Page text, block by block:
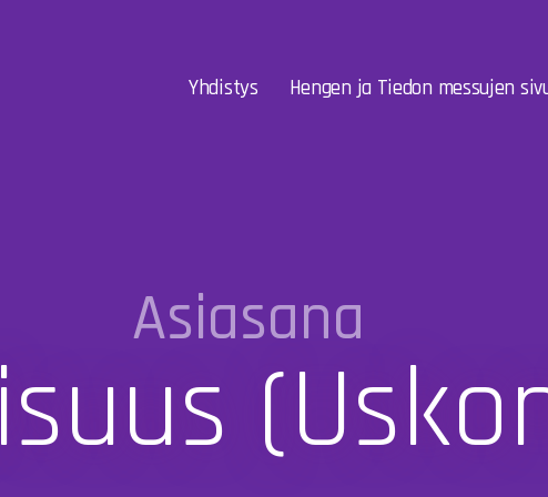
Yhdistys Hengen ja Tiedon messujen
Asiasana